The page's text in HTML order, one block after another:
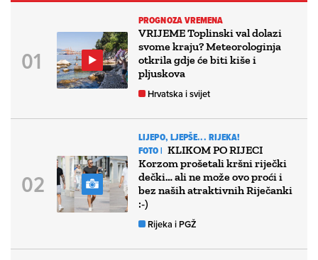
PROGNOZA VREMENA
VRIJEME Toplinski val dolazi
svome kraju? Meteorologinja
otkrila gdje će biti kiše i
pljuskova
Hrvatska i svijet
LIJEPO, LJEPŠE... RIJEKA!
FOTO | KLIKOM PO RIJECI
Korzom prošetali kršni riječki
dečki… ali ne može ovo proći i
bez naših atraktivnih Riječanki
:-)
Rijeka i PGŽ